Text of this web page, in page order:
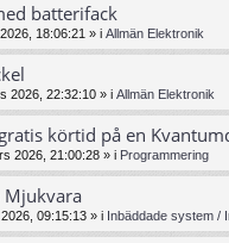
batterifack
18:06:21 » i Allmän Elektronik
2026, 22:32:10 » i Allmän Elektronik
körtid på en
2026, 21:00:28 » i Programmering
Mjukvara
09:15:13 » i Inbäddade system /